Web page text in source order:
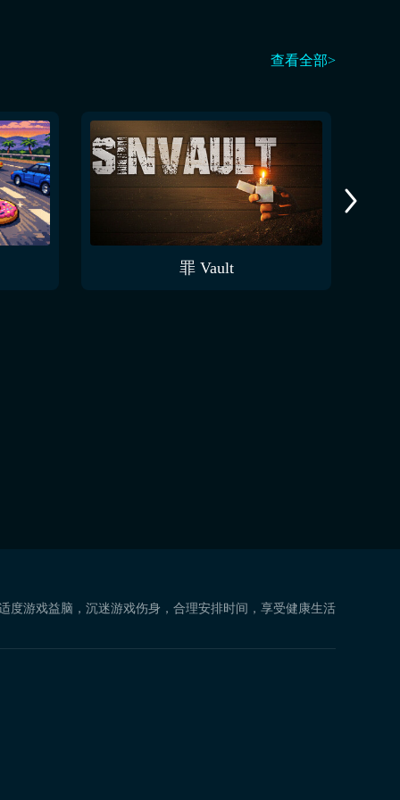
查看全部>
罪 Vault
度游戏益脑，沉迷游戏伤身，合理安排时间，享受健康生活